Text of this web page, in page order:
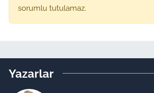
sorumlu tutulamaz.
Yazarlar